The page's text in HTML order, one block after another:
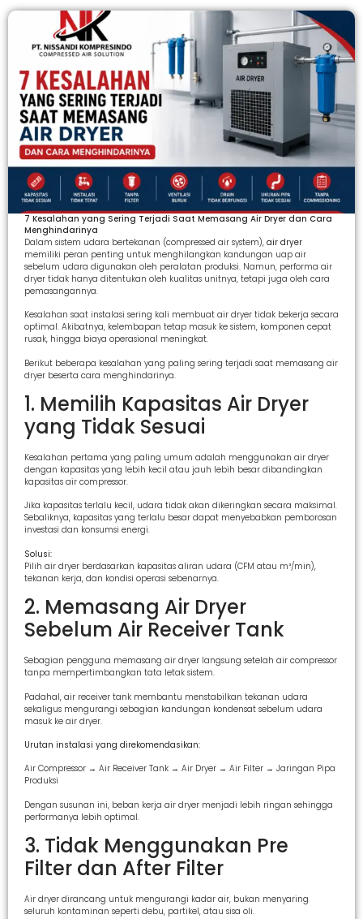
7 Kesalahan yang Sering Terjadi Saat Memasang Air Dryer dan Cara
Menghindarinya
Dalam sistem udara bertekanan (compressed air system), air dryer
memiliki peran penting untuk menghilangkan kandungan uap air
sebelum udara digunakan oleh peralatan produksi. Namun, performa air
dryer tidak hanya ditentukan oleh kualitas unitnya, tetapi juga oleh cara
pemasangannya.
Kesalahan saat instalasi sering kali membuat air dryer tidak bekerja secara
optimal. Akibatnya, kelembapan tetap masuk ke sistem, komponen cepat
rusak, hingga biaya operasional meningkat.
Berikut beberapa kesalahan yang paling sering terjadi saat memasang air
dryer beserta cara menghindarinya.
1. Memilih Kapasitas Air Dryer
yang Tidak Sesuai
Kesalahan pertama yang paling umum adalah menggunakan air dryer
dengan kapasitas yang lebih kecil atau jauh lebih besar dibandingkan
kapasitas air compressor.
Jika kapasitas terlalu kecil, udara tidak akan dikeringkan secara maksimal.
Sebaliknya, kapasitas yang terlalu besar dapat menyebabkan pemborosan
investasi dan konsumsi energi.
Solusi:
Pilih air dryer berdasarkan kapasitas aliran udara (CFM atau m³/min),
tekanan kerja, dan kondisi operasi sebenarnya.
2. Memasang Air Dryer
Sebelum Air Receiver Tank
Sebagian pengguna memasang air dryer langsung setelah air compressor
tanpa mempertimbangkan tata letak sistem.
Padahal, air receiver tank membantu menstabilkan tekanan udara
sekaligus mengurangi sebagian kandungan kondensat sebelum udara
masuk ke air dryer.
Urutan instalasi yang direkomendasikan:
Air Compressor → Air Receiver Tank → Air Dryer → Air Filter → Jaringan Pipa
Produksi
Dengan susunan ini, beban kerja air dryer menjadi lebih ringan sehingga
performanya lebih optimal.
3. Tidak Menggunakan Pre
Filter dan After Filter
Air dryer dirancang untuk mengurangi kadar air, bukan menyaring
seluruh kontaminan seperti debu, partikel, atau sisa oli.